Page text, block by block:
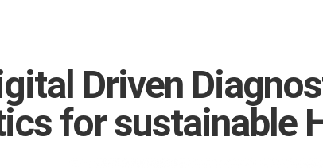
Driven
for sustainable